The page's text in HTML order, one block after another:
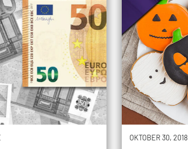
OKTOBER 30, 2018